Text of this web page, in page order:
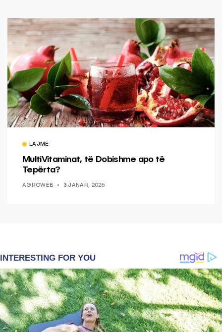
LAJME
MultiVitaminat, të Dobishme apo të
Tepërta?
AGROWEB 3 JANAR, 2025